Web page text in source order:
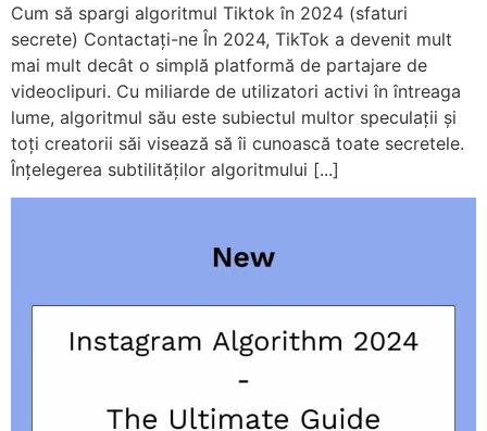
Cum să spargi algoritmul Tiktok în 2024 (sfaturi
secrete) Contactați-ne În 2024, TikTok a devenit mult
mai mult decât o simplă platformă de partajare de
videoclipuri. Cu miliarde de utilizatori activi în întreaga
lume, algoritmul său este subiectul multor speculații și
toți creatorii săi visează să îi cunoască toate secretele.
Înțelegerea subtilităților algoritmului [...]